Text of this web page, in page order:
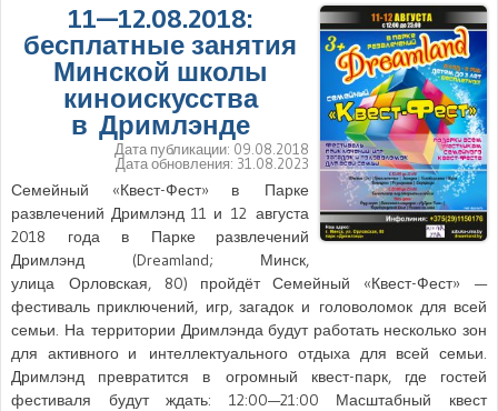
11—12.08.2018:
бесплатные занятия
Минской школы
киноискусства
в Дримлэнде
Дата публикации: 09.08.2018
Дата обновления: 31.08.2023
Семейный «Квест-Фест» в Парке
развлечений Дримлэнд 11 и 12 августа
2018 года в Парке развлечений
Дримлэнд (Dreamland; Минск,
улица Орловская, 80) пройдёт Семейный «Квест-Фест» —
фестиваль приключений, игр, загадок и головоломок для всей
семьи. На территории Дримлэнда будут работать несколько зон
для активного и интеллектуального отдыха для всей семьи.
Дримлэнд превратится в огромный квест-парк, где гостей
фестиваля будут ждать: 12:00—21:00 Масштабный квест